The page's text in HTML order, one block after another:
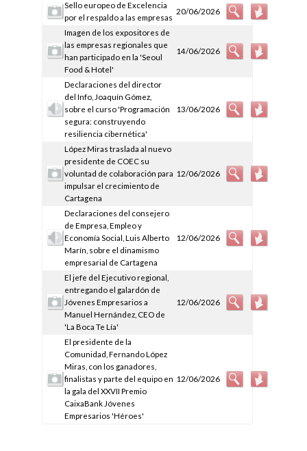
Sello europeo de Excelencia
por el respaldo a las empresas
20/06/2026
Imagen de los expositores de
las empresas regionales que
han participado en la 'Seoul
Food & Hotel'
14/06/2026
Declaraciones del director
del Info, Joaquín Gómez,
sobre el curso 'Programación
segura: construyendo
resiliencia cibernética'
13/06/2026
López Miras traslada al nuevo
presidente de COEC su
voluntad de colaboración para
impulsar el crecimiento de
Cartagena
12/06/2026
Declaraciones del consejero
de Empresa, Empleo y
Economía Social, Luis Alberto
Marín, sobre el dinamismo
empresarial de Cartagena
12/06/2026
El jefe del Ejecutivo regional,
entregando el galardón de
Jóvenes Empresarios a
Manuel Hernández, CEO de
'La Boca Te Lía'
12/06/2026
El presidente de la
Comunidad, Fernando López
Miras, con los ganadores,
finalistas y parte del equipo en
la gala del XXVII Premio
CaixaBank Jóvenes
Empresarios 'Héroes'
12/06/2026